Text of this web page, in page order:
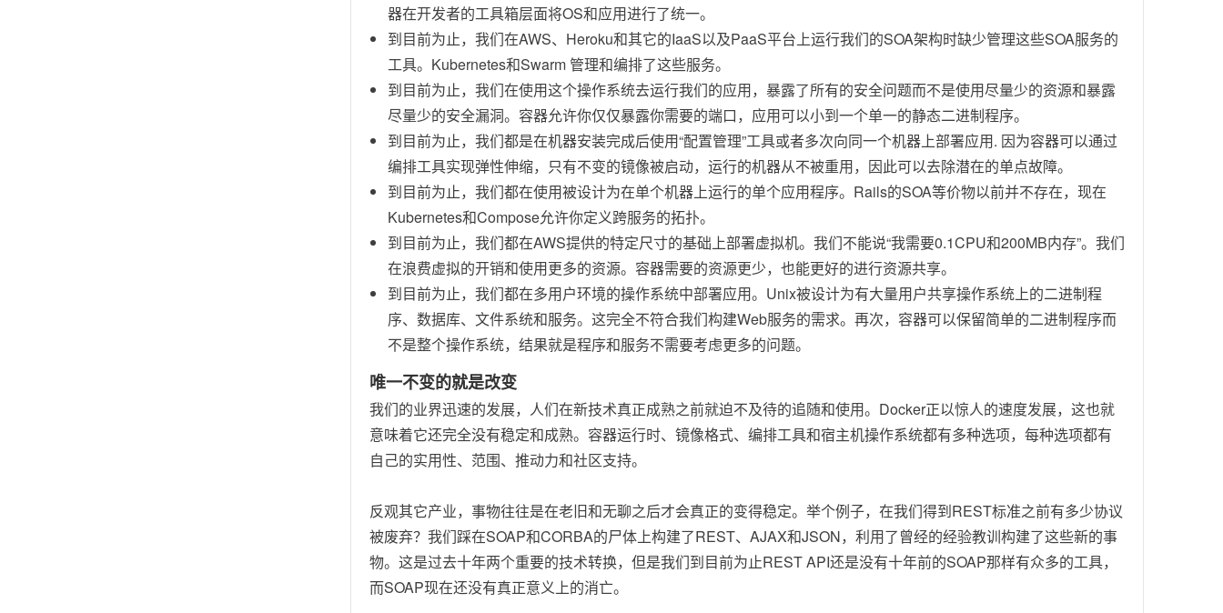
器在开发者的工具箱层面将OS和应用进行了统一。
到目前为止，我们在AWS、Heroku和其它的IaaS以及PaaS平台上运行我们的SOA架构时缺少管理这些SOA服务的
工具。Kubernetes和Swarm 管理和编排了这些服务。
到目前为止，我们在使用这个操作系统去运行我们的应用，暴露了所有的安全问题而不是使用尽量少的资源和暴露
尽量少的安全漏洞。容器允许你仅仅暴露你需要的端口，应用可以小到一个单一的静态二进制程序。
到目前为止，我们都是在机器安装完成后使用“配置管理”工具或者多次向同一个机器上部署应用. 因为容器可以通过
编排工具实现弹性伸缩，只有不变的镜像被启动，运行的机器从不被重用，因此可以去除潜在的单点故障。
到目前为止，我们都在使用被设计为在单个机器上运行的单个应用程序。Rails的SOA等价物以前并不存在，现在
Kubernetes和Compose允许你定义跨服务的拓扑。
到目前为止，我们都在AWS提供的特定尺寸的基础上部署虚拟机。我们不能说“我需要0.1CPU和200MB内存”。我们
在浪费虚拟的开销和使用更多的资源。容器需要的资源更少，也能更好的进行资源共享。
到目前为止，我们都在多用户环境的操作系统中部署应用。Unix被设计为有大量用户共享操作系统上的二进制程
序、数据库、文件系统和服务。这完全不符合我们构建Web服务的需求。再次，容器可以保留简单的二进制程序而
不是整个操作系统，结果就是程序和服务不需要考虑更多的问题。
唯一不变的就是改变
我们的业界迅速的发展，人们在新技术真正成熟之前就迫不及待的追随和使用。Docker正以惊人的速度发展，这也就
意味着它还完全没有稳定和成熟。容器运行时、镜像格式、编排工具和宿主机操作系统都有多种选项，每种选项都有
自己的实用性、范围、推动力和社区支持。
反观其它产业，事物往往是在老旧和无聊之后才会真正的变得稳定。举个例子，在我们得到REST标准之前有多少协议
被废弃？我们踩在SOAP和CORBA的尸体上构建了REST、AJAX和JSON，利用了曾经的经验教训构建了这些新的事
物。这是过去十年两个重要的技术转换，但是我们到目前为止REST API还是没有十年前的SOAP那样有众多的工具，
而SOAP现在还没有真正意义上的消亡。